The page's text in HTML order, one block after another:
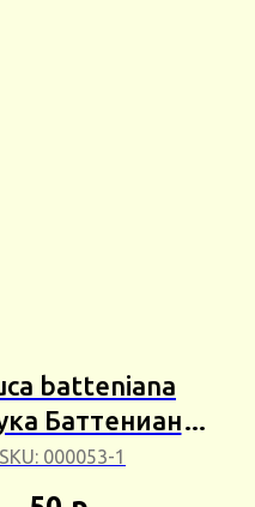
batteniana
Баттениана)
Сбор 25г
SKU: 000053-1